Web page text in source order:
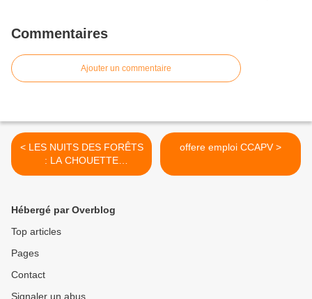
Commentaires
Ajouter un commentaire
< LES NUITS DES FORÊTS
: LA CHOUETTE
DÉCLOISONNE LA
offere emploi CCAPV >
Hébergé par Overblog
Top articles
Pages
Contact
Signaler un abus